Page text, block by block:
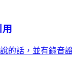
的話，並有錄音